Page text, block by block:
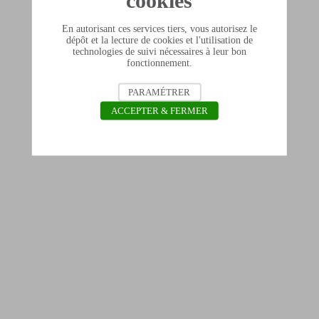
En autorisant ces services tiers, vous autorisez le
dépôt et la lecture de cookies et l'utilisation de
technologies de suivi nécessaires à leur bon
fonctionnement.
PARAMÉTRER
ACCEPTER & FERMER